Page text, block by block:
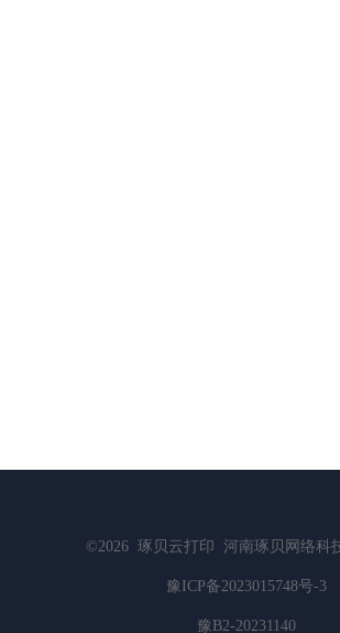
©2026 琢贝云打印 河南琢贝网络科
豫ICP备2023015748号-3
豫B2-20231140